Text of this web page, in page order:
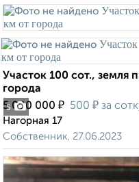
5
Участок 100 сот., земля
города
5 000 000 ₽ 500 ₽ за
Нагорная 17
Собственник, 27.06.2023